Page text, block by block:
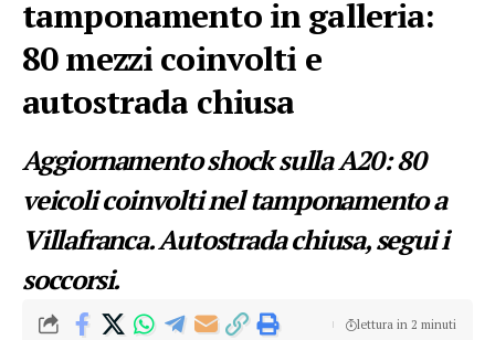
tamponamento in galleria:
80 mezzi coinvolti e
autostrada chiusa
Aggiornamento shock sulla A20: 80
veicoli coinvolti nel tamponamento a
Villafranca. Autostrada chiusa, segui i
soccorsi.
lettura in 2 minuti